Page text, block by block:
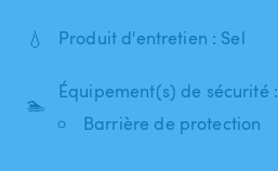
💧 Produit d'entretien : Sel
🏊
Équipement(s) de sécurité :
Barrière de protection